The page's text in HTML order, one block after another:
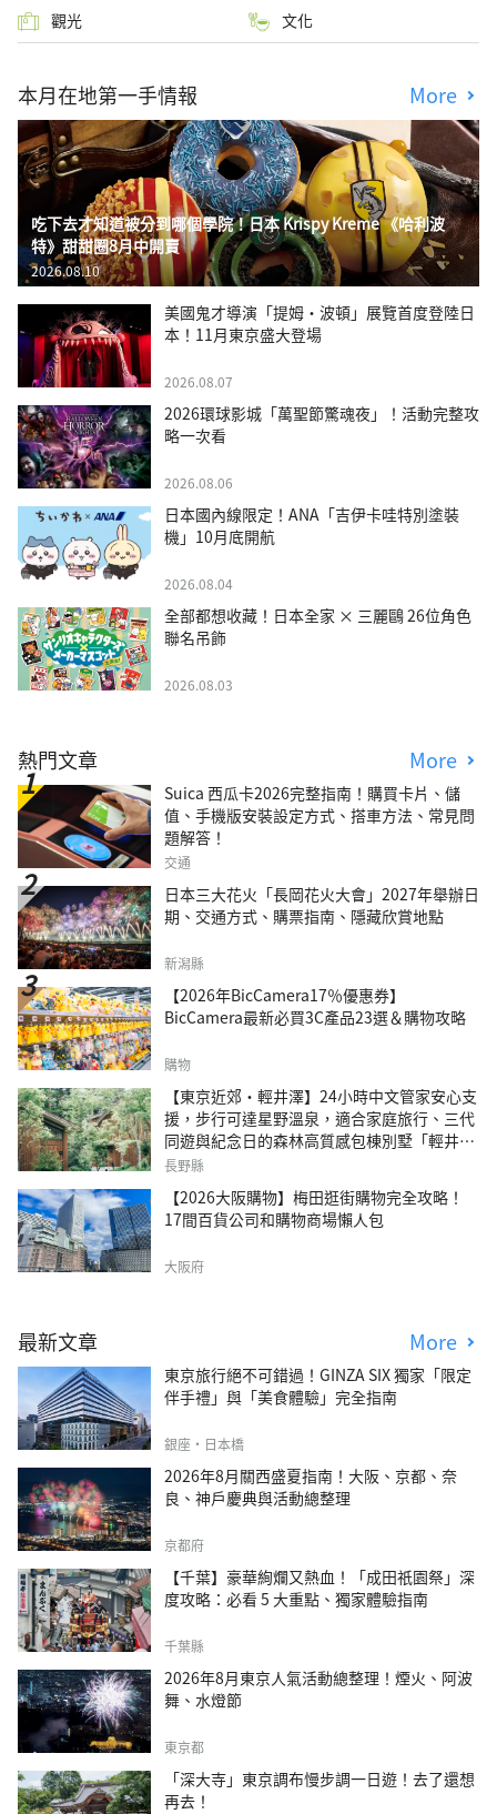
觀光 文化
本月在地第一手情報 More
吃下去才知道被分到哪個學院！日本 Krispy Kreme 《哈利波
特》甜甜圈8月中開賣
2026.08.10
美國鬼才導演「提姆・波頓」展覽首度登陸日
本！11月東京盛大登場
2026.08.07
2026環球影城「萬聖節驚魂夜」！活動完整攻
略一次看
2026.08.06
日本國內線限定！ANA「吉伊卡哇特別塗裝
機」10月底開航
2026.08.04
全部都想收藏！日本全家 × 三麗鷗 26位角色
聯名吊飾
2026.08.03
熱門文章 More
Suica 西瓜卡2026完整指南！購買卡片、儲
值、手機版安裝設定方式、搭車方法、常見問
題解答！
交通
日本三大花火「長岡花火大會」2027年舉辦日
期、交通方式、購票指南、隱藏欣賞地點
新潟縣
【2026年BicCamera17％優惠券】
BicCamera最新必買3C產品23選＆購物攻略
購物
【東京近郊・輕井澤】24小時中文管家安心支
援，步行可達星野溫泉，適合家庭旅行、三代
同遊與紀念日的森林高質感包棟別墅「輕井澤
森四季VILLA」
長野縣
【2026大阪購物】梅田逛街購物完全攻略！
17間百貨公司和購物商場懶人包
大阪府
最新文章 More
東京旅行絕不可錯過！GINZA SIX 獨家「限定
伴手禮」與「美食體驗」完全指南
銀座・日本橋
2026年8月關西盛夏指南！大阪、京都、奈
良、神戶慶典與活動總整理
京都府
【千葉】豪華絢爛又熱血！「成田祇園祭」深
度攻略：必看 5 大重點、獨家體驗指南
千葉縣
2026年8月東京人氣活動總整理！煙火、阿波
舞、水燈節
東京都
「深大寺」東京調布慢步調一日遊！去了還想
再去！